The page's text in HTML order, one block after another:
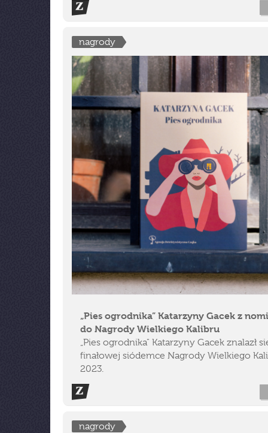
nagrody
„Pies ogrodnika” Katarzyny Gacek z
do Nagrody Wielkiego Kalibru
„Pies ogrodnika" Katarzyny Gacek znalazł
finałowej siódemce Nagrody Wielkiego
2023.
nagrody